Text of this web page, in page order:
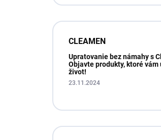
CLEAMEN
Upratovanie bez námahy s
Objavte produkty, ktoré vám
život!
23.11.2024